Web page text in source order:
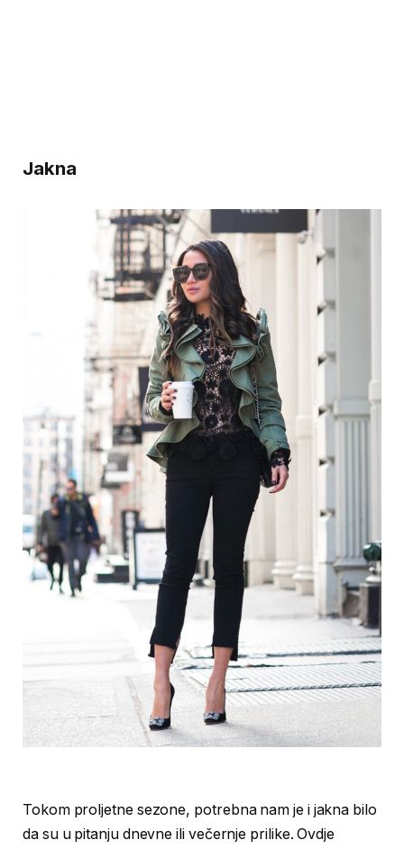
Jakna
Tokom proljetne sezone, potrebna nam je i jakna bilo
da su u pitanju dnevne ili večernje prilike. Ovdje